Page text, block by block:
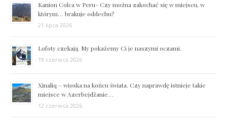
Kanion Colca w Peru- Czy można zakochać się w miejscu, w
którym… brakuje oddechu?
21 lipca 2026
Lofoty czekają. My pokażemy Ci je naszymi oczami.
19 czerwca 2026
Xinaliq – wioska na końcu świata. Czy naprawdę istnieje takie
miejsce w Azerbejdżanie…
12 czerwca 2026